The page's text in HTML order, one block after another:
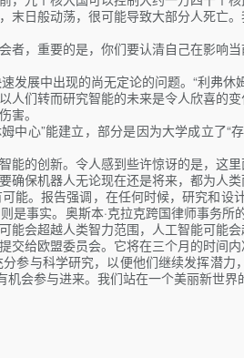
日般动荡，很可能导致大部分人死
，重要的是，你们要认清自己在影
展中出现的尚无定论的问题。“利弗
们转而研究智能的未来是令人欣喜的
害。
心”能建立，部分是因为大学成立了
的创新。令人感到些许惊讶的是，
保机器人无论现在还是将来，都为
。报告强调，在任何时候，研究和
事实。奥斯本·克拉克跨国律师事务
会超越人类智力范围，人工智能可
给欧盟委员会。它将在三个月的时间内
参与科学研究，以便他们继续发挥潜
会参与进来。我们站在一个美丽新世